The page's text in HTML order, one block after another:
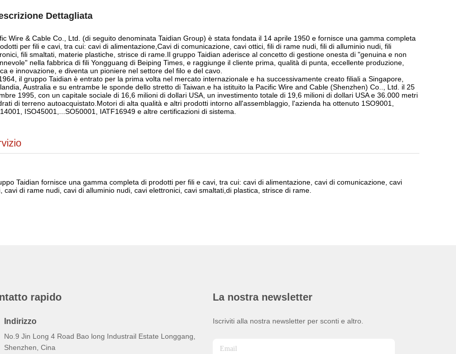
Dettagliata
Wire & Cable Co., Ltd. (di seguito denominata Taidian Group) è stata fondata il 14 aprile 1950 e fornisce una gamma completa
per fili e cavi, tra cui: cavi di alimentazione,Cavi di comunicazione, cavi ottici, fili di rame nudi, fili di alluminio nudi, fili
fili smaltati, materie plastiche, strisce di rame.Il gruppo Taidian aderisce al concetto di gestione onesta di "genuina e non
nella fabbrica di fili Yongguang di Beiping Times, e raggiunge il cliente prima, qualità di punta, eccellente produzione,
e innovazione, e diventa un pioniere nel settore del filo e del cavo.
il gruppo Taidian è entrato per la prima volta nel mercato internazionale e ha successivamente creato filiali a Singapore,
Australia e su entrambe le sponde dello stretto di Taiwan.e ha istituito la Pacific Wire and Cable (Shenzhen) Co.., Ltd. il 25
1995, con un capitale sociale di 16,6 milioni di dollari USA, un investimento totale di 19,6 milioni di dollari USA e 36.000 metri
di terreno autoacquistato.Motori di alta qualità e altri prodotti intorno all'assemblaggio, l'azienda ha ottenuto 1SO9001,
ISO45001,...SO50001, IATF16949 e altre certificazioni di sistema.
Taidian fornisce una gamma completa di prodotti per fili e cavi, tra cui: cavi di alimentazione, cavi di comunicazione, cavi
cavi di rame nudi, cavi di alluminio nudi, cavi elettronici, cavi smaltati,di plastica, strisce di rame.
rapido
Indirizzo
No.9 Jin Long 4 Road Bao long Industrail Estate Longgang,
Shenzhen, Cina
La nostra newsletter
Iscriviti alla nostra newsletter per sconti e altro.